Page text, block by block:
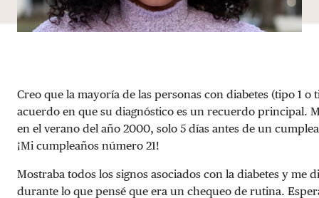
Creo que la mayoría de las personas con diabetes (tipo 1 o
acuerdo en que su diagnóstico es un recuerdo principal.
en el verano del año 2000, solo 5 días antes de un
¡Mi cumpleaños número 21!
Mostraba todos los signos asociados con la diabetes y me
durante lo que pensé que era un chequeo de rutina.